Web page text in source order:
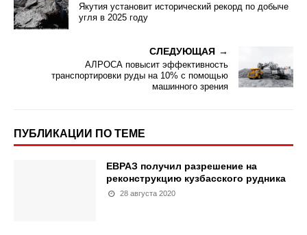
Якутия установит исторический рекорд по добыче
угля в 2025 году
СЛЕДУЮЩАЯ
АЛРОСА повысит эффективность
транспортировки руды на 10% с помощью
машинного зрения
ПУБЛИКАЦИИ ПО ТЕМЕ
ЕВРАЗ получил разрешение на
реконструкцию кузбасского рудника
28 августа 2020